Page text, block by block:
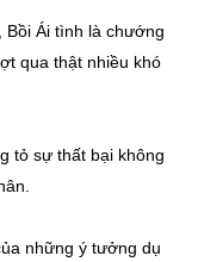
Ái tình là chướng
qua thật nhiều khó
tỏ sự thất bại không
những ý tưởng dụ